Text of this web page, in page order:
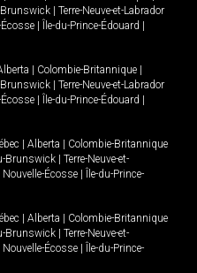
Brunswick
Terre-Neuve-et-Labrador
Île-du-Prince-Édouard
Colombie-Britannique
Brunswick
Terre-Neuve-et-Labrador
Île-du-Prince-Édouard
Alberta
Colombie-Britannique
Brunswick
Terre-Neuve-et-
Nouvelle-Écosse
Île-du-Prince-
Alberta
Colombie-Britannique
Brunswick
Terre-Neuve-et-
Nouvelle-Écosse
Île-du-Prince-